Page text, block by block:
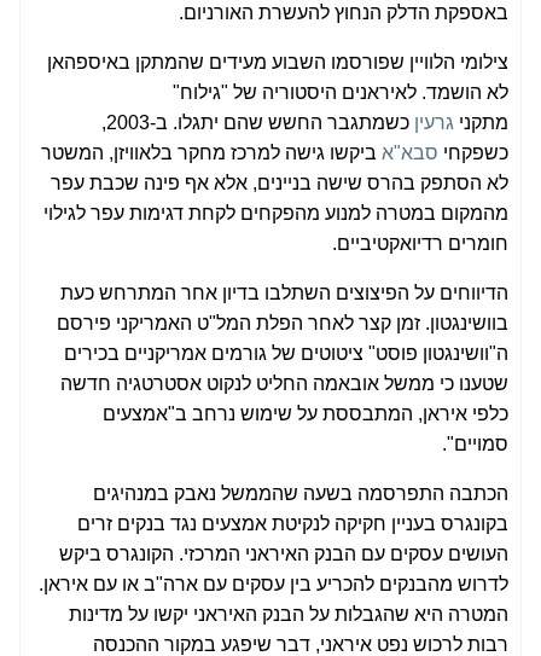
באספקת הדלק הנחוץ להעשרת האורניום.
צילומי הלוויין שפורסמו השבוע מעידים שהמתקן באיספהאן
לא הושמד. לאיראנים היסטוריה של "גילוח"
מתקני גרעין
כשמתגבר החשש שהם יתגלו. ב-2003,
כשפקחי סבא"א ביקשו גישה למרכז מחקר בלאוויזן, המשטר
לא הסתפק בהרס שישה בניינים, אלא אף פינה שכבת עפר
מהמקום במטרה למנוע מהפקחים לקחת דגימות עפר לגילוי
חומרים רדיואקטיביים.
הדיווחים על הפיצוצים השתלבו בדיון אחר המתרחש כעת
בוושינגטון. זמן קצר לאחר הפלת המל"ט האמריקני פירסם
ה"וושינגטון פוסט" ציטוטים של גורמים אמריקניים בכירים
שטענו כי ממשל אובאמה החליט לנקוט אסטרטגיה חדשה
כלפי איראן, המתבססת על שימוש נרחב ב"אמצעים
סמויים".
הכתבה התפרסמה בשעה שהממשל נאבק במנהיגים
בקונגרס בעניין חקיקה לנקיטת אמצעים נגד בנקים זרים
העושים עסקים עם הבנק האיראני המרכזי. הקונגרס ביקש
לדרוש מהבנקים להכריע בין עסקים עם ארה"ב או עם איראן.
המטרה היא שהגבלות על הבנק האיראני יקשו על מדינות
רבות לרכוש נפט איראני, דבר שיפגע במקור ההכנסה